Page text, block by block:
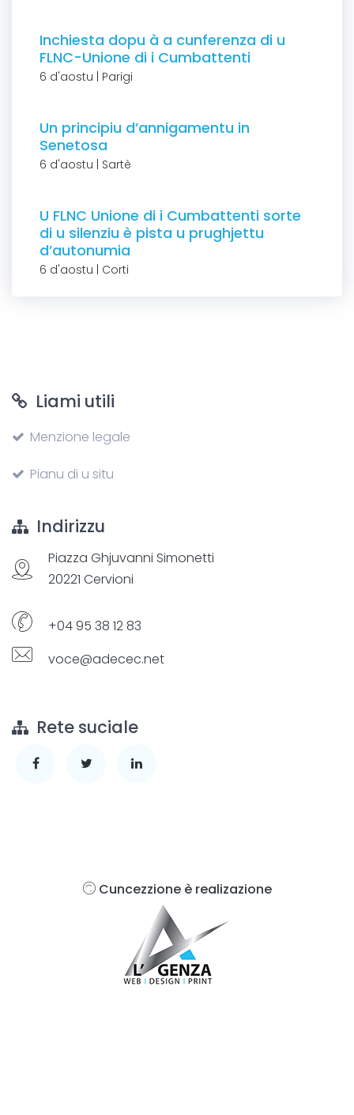
Inchiesta dopu à a cunferenza di u
FLNC-Unione di i Cumbattenti
6 d'aostu | Parigi
Un principiu d’annigamentu in
Senetosa
6 d'aostu | Sartè
U FLNC Unione di i Cumbattenti sorte
di u silenziu è pista u prughjettu
d’autonumia
6 d'aostu | Corti
Liami utili
Menzione legale
Pianu di u situ
Indirizzu
Piazza Ghjuvanni Simonetti
20221 Cervioni
+04 95 38 12 83
voce@adecec.net
Rete suciale
Cuncezzione è realizazione